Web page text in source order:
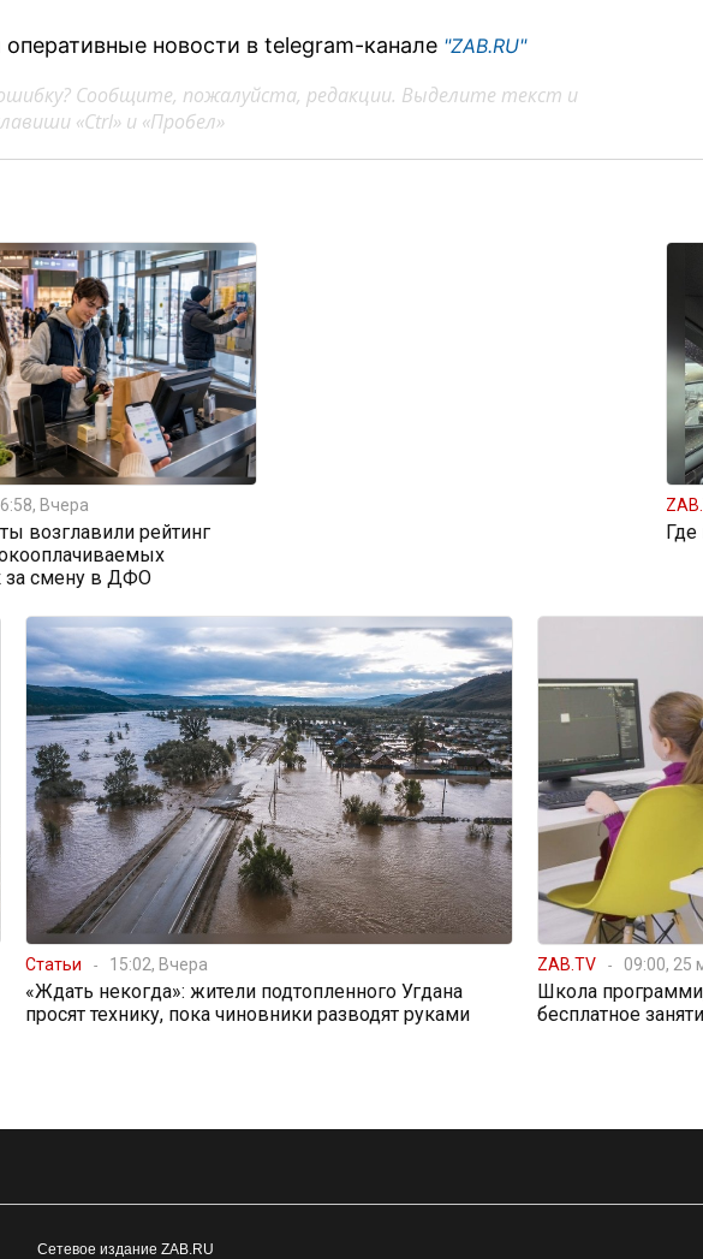
новости в telegram-канале "ZAB.RU"
Сообщите, пожалуйста, редакции. Выделите текст и
«Ctrl» и «Пробел»
Вчера
возглавили рейтинг
за смену в ДФО
Где
Статьи 15:02, Вчера
«Ждать некогда»: жители подтопленного Угдана
просят технику, пока чиновники разводят руками
ZAB.TV 09:00, 25
Школа
бесплатное
Сетевое издание ZAB.RU